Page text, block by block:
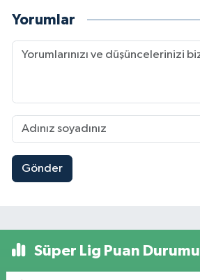
Yorumlar
Gönder
Süper Lig Puan Durumu